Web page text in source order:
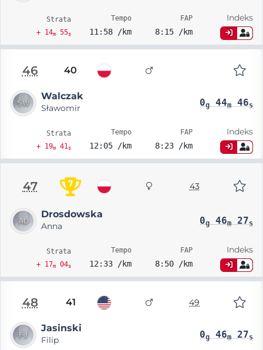
Strata
+ 14m55s
Tempo
11:58 /km
FAP
8:15 /km
Indeks
46 40
Walczak
Sławomir 0g44m46s
Strata
+ 19m41s
Tempo
12:05 /km
FAP
8:23 /km
Indeks
47 7 43
Drosdowska
Anna 0g46m27s
Strata
+ 17m04s
Tempo
12:33 /km
FAP
8:50 /km
Indeks
48 41 49
Jasinski
Filip 0g46m27s